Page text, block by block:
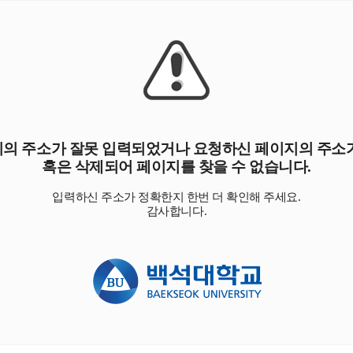
주소가 잘못 입력되었거나 요청하신 페이지의 주소
혹은 삭제되어 페이지를 찾을 수 없습니다.
입력하신 주소가 정확한지 한번 더 확인해 주세요.
감사합니다.